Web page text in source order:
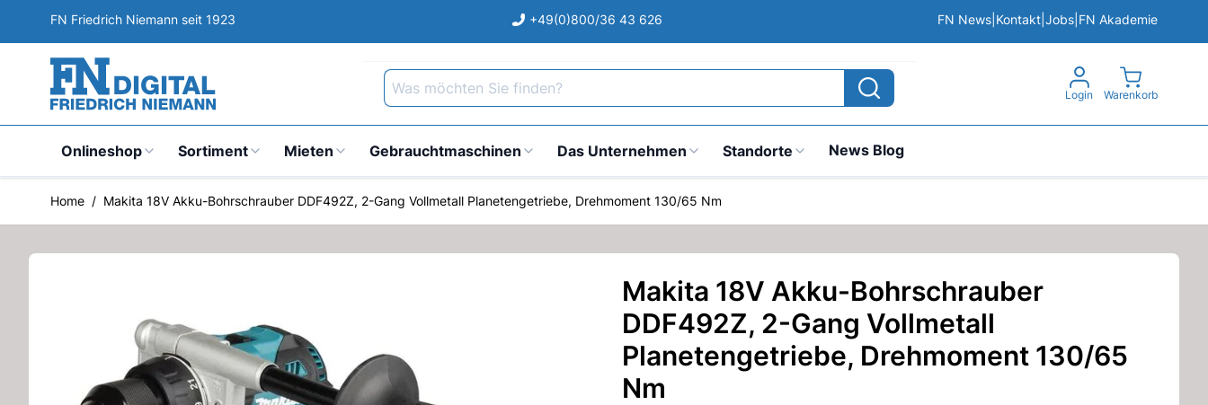
Direkt zum Inhalt
FN Friedrich Niemann seit 1923 +49(0)800/36 43 626 FN News Kontakt Jobs FN Akademie
Was möchten Sie finden?
Login
View cart,
Warenkorb
Onlineshop Sortiment Mieten Gebrauchtmaschinen Das Unternehmen Standorte News Blog
Home / Makita 18V Akku-Bohrschrauber DDF492Z, 2-Gang Vollmetall Planetengetriebe, Drehmoment 130/65 Nm
Makita 18V Akku-Bohrschrauber
DDF492Z, 2-Gang Vollmetall
Planetengetriebe, Drehmoment 130/65
Nm